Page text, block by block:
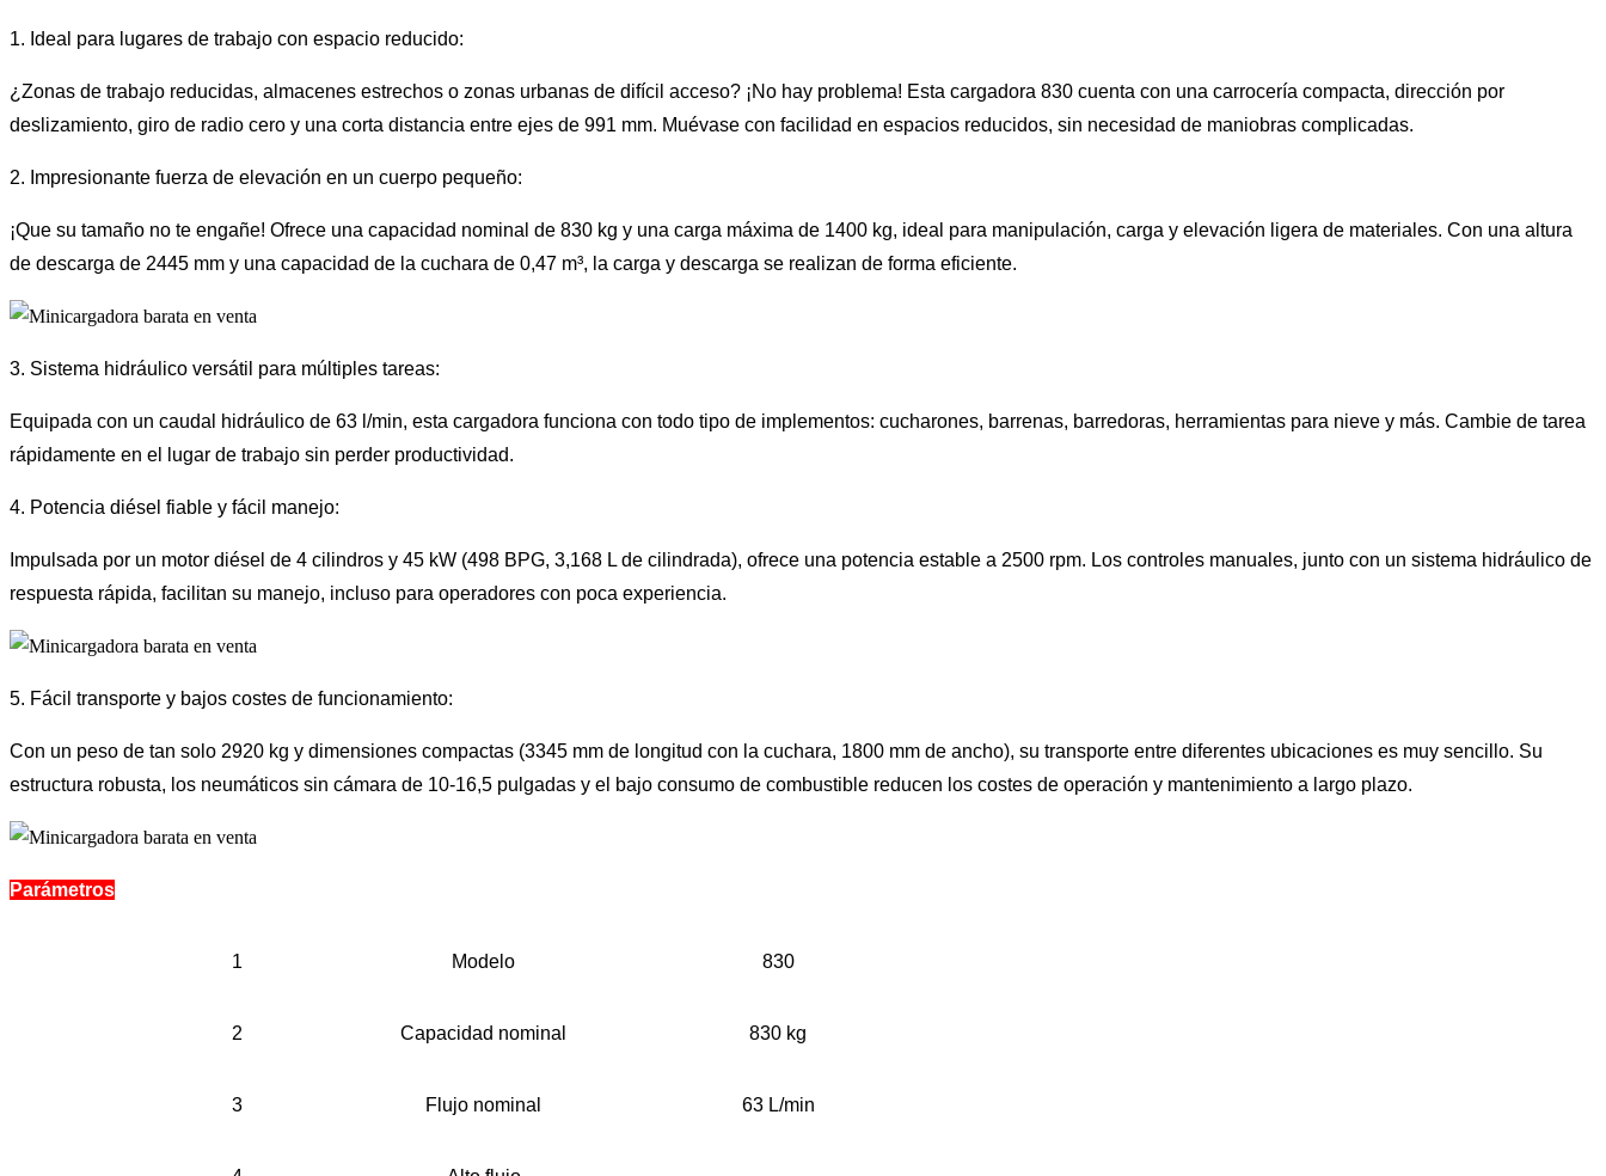
1. Ideal para lugares de trabajo con espacio reducido:
¿Zonas de trabajo reducidas, almacenes estrechos o zonas urbanas de difícil acceso? ¡No hay problema! Esta cargadora 830 cuenta con una carrocería compacta, dirección por
deslizamiento, giro de radio cero y una corta distancia entre ejes de 991 mm. Muévase con facilidad en espacios reducidos, sin necesidad de maniobras complicadas.
2. Impresionante fuerza de elevación en un cuerpo pequeño:
¡Que su tamaño no te engañe! Ofrece una capacidad nominal de 830 kg y una carga máxima de 1400 kg, ideal para manipulación, carga y elevación ligera de materiales. Con una altura
de descarga de 2445 mm y una capacidad de la cuchara de 0,47 m³, la carga y descarga se realizan de forma eficiente.
3. Sistema hidráulico versátil para múltiples tareas:
Equipada con un caudal hidráulico de 63 l/min, esta cargadora funciona con todo tipo de implementos: cucharones, barrenas, barredoras, herramientas para nieve y más. Cambie de tarea
rápidamente en el lugar de trabajo sin perder productividad.
4. Potencia diésel fiable y fácil manejo:
Impulsada por un motor diésel de 4 cilindros y 45 kW (498 BPG, 3,168 L de cilindrada), ofrece una potencia estable a 2500 rpm. Los controles manuales, junto con un sistema hidráulico de
respuesta rápida, facilitan su manejo, incluso para operadores con poca experiencia.
5. Fácil transporte y bajos costes de funcionamiento:
Con un peso de tan solo 2920 kg y dimensiones compactas (3345 mm de longitud con la cuchara, 1800 mm de ancho), su transporte entre diferentes ubicaciones es muy sencillo. Su
estructura robusta, los neumáticos sin cámara de 10-16,5 pulgadas y el bajo consumo de combustible reducen los costes de operación y mantenimiento a largo plazo.
Parámetros
1 Modelo 830
2 Capacidad nominal 830 kg
3 Flujo nominal 63 L/min